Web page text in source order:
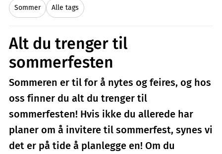
Sommer Alle tags
Alt du trenger til
sommerfesten
Sommeren er til for å nytes og feires, og hos
oss finner du alt du trenger til
sommerfesten! Hvis ikke du allerede har
planer om å invitere til sommerfest, synes vi
det er på tide å planlegge en! Om du